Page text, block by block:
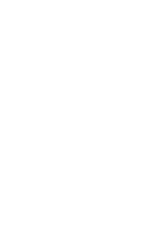
Mantenga
lecturas